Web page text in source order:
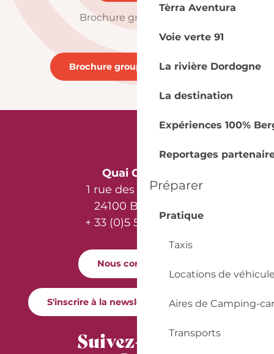
Tèrra Aventura
Voie verte 91
La rivière Dordogne
La destination
Expériences 100%
Reportages
Préparer
Pratique
Taxis
Locations de
Aires de Camping-car
Transports
Brochure groupes 2026
Brochure groupes 2026 104KB
Quai Cyrano
1 rue des Récollets
24100 Bergerac
+ 33 (0)5 53 57 03 11
Nous contacter
S'inscrire à la newsletter Quai Cyrano
Suivez-nous !